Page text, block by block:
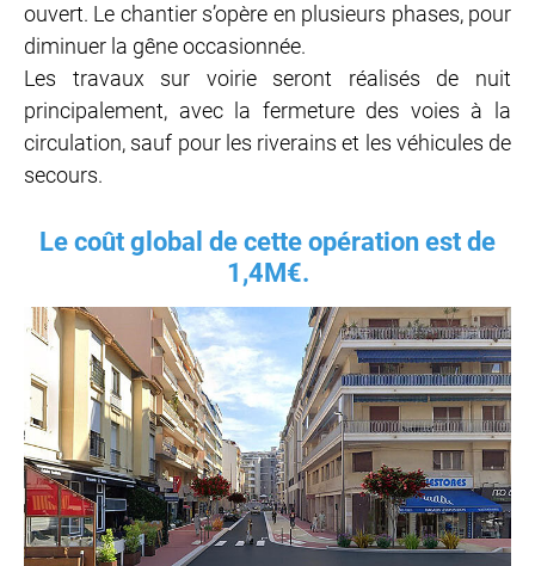
ouvert. Le chantier s’opère en plusieurs phases, pour
diminuer la gêne occasionnée.
Les travaux sur voirie seront réalisés de nuit
principalement, avec la fermeture des voies à la
circulation, sauf pour les riverains et les véhicules de
secours.
Le coût global de cette opération est de
1,4M€.